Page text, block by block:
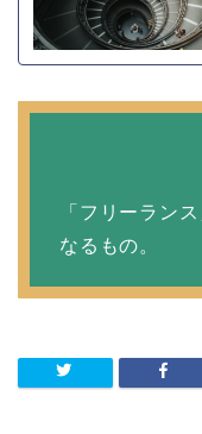
「フリーラン
なるもの。